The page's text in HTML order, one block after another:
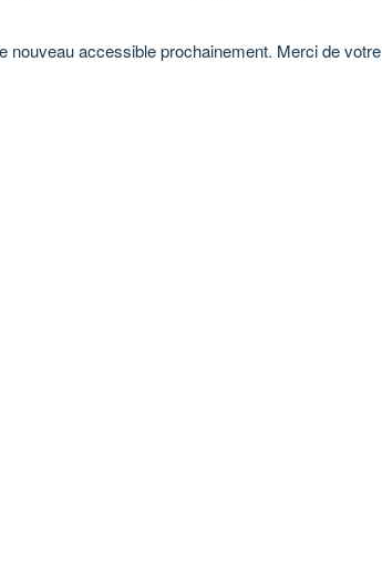
nouveau accessible prochainement. Merci de votre